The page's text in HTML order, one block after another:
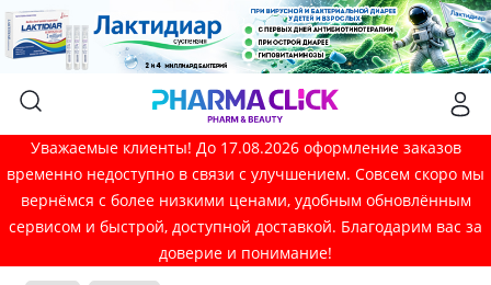
Уважаемые клиенты! До 17.08.2026 оформление заказов
временно недоступно в связи с улучшением. Совсем скоро мы
вернёмся с более низкими ценами, удобным обновлённым
сервисом и быстрой, доступной доставкой. Благодарим вас за
доверие и понимание!